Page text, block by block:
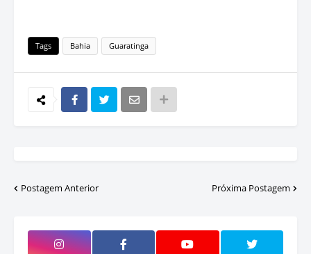
Tags Bahia Guaratinga
Postagem Anterior Próxima Postagem